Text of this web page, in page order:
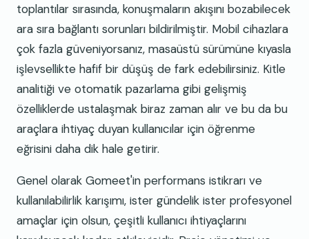
toplantılar sırasında, konuşmaların akışını bozabilecek
ara sıra bağlantı sorunları bildirilmiştir. Mobil cihazlara
çok fazla güveniyorsanız, masaüstü sürümüne kıyasla
işlevsellikte hafif bir düşüş de fark edebilirsiniz. Kitle
analitiği ve otomatik pazarlama gibi gelişmiş
özelliklerde ustalaşmak biraz zaman alır ve bu da bu
araçlara ihtiyaç duyan kullanıcılar için öğrenme
eğrisini daha dik hale getirir.
Genel olarak Gomeet'in performans istikrarı ve
kullanılabilirlik karışımı, ister gündelik ister profesyonel
amaçlar için olsun, çeşitli kullanıcı ihtiyaçlarını